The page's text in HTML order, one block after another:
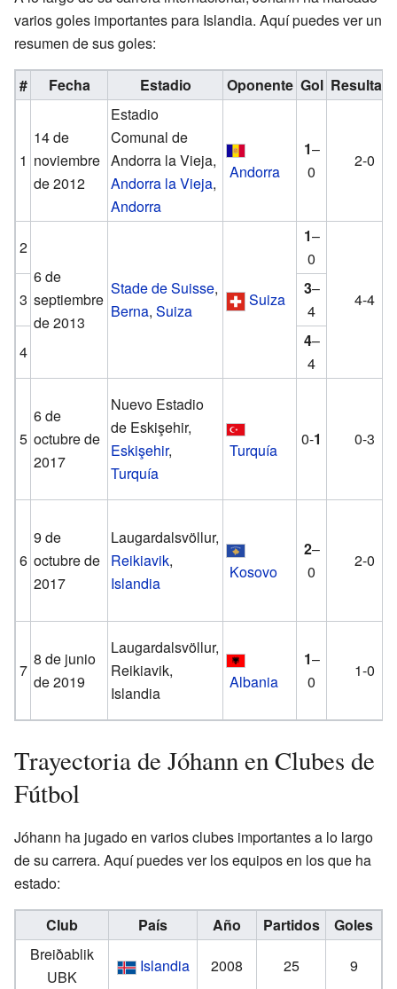
varios goles importantes para Islandia. Aquí puedes ver un
resumen de sus goles:
# Fecha Estadio Oponente Gol
1
14 de
noviembre
de 2012
Estadio
Comunal de
Andorra la Vieja,
Andorra la Vieja,
Andorra
Andorra
1–
0
2-0
2
6 de
septiembre
de 2013
Stade de Suisse,
Berna,Suiza
Suiza
1–
0
4-4
3
3–
4
4
4–
4
5
6 de
octubre de
2017
Nuevo Estadio
de Eskişehir,
Eskişehir,
Turquía
Turquía
0-1 0-3
6
9 de
octubre de
2017
Laugardalsvöllur,
Reikiavik,
Islandia
Kosovo
2–
0
2-0
7
8 de junio
de 2019
Laugardalsvöllur,
Reikiavik,
Islandia
Albania
1–
0
1-0
Trayectoria de Jóhann en Clubes de
Fútbol
Jóhann ha jugado en varios clubes importantes a lo largo
de su carrera. Aquí puedes ver los equipos en los que ha
estado:
Club País Año Partidos
Goles
Breiðablik
UBK
Islandia 2008 25 9